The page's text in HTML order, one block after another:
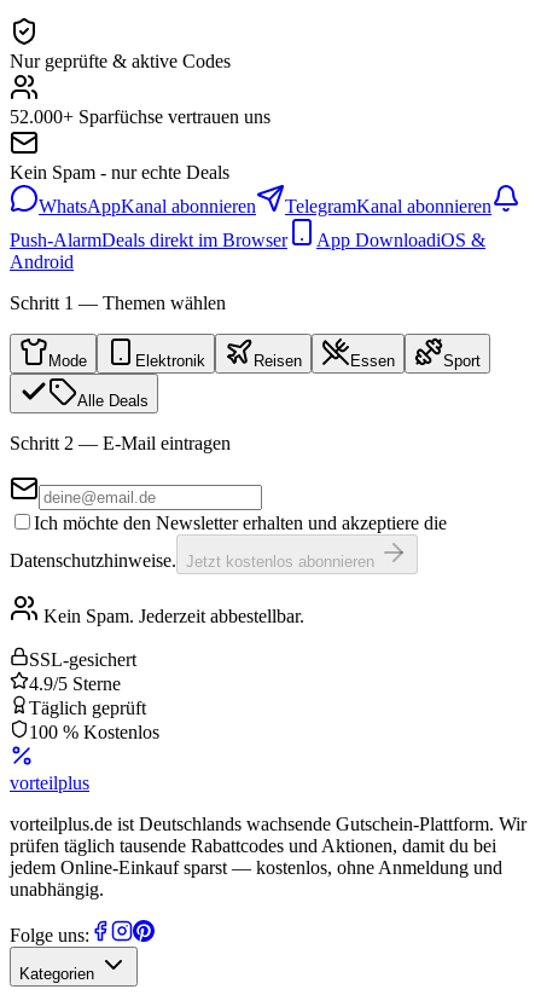
Nur geprüfte & aktive Codes
52.000+ Sparfüchse vertrauen uns
Kein Spam - nur echte Deals
WhatsAppKanal abonnieren TelegramKanal abonnieren
Push-AlarmDeals direkt im Browser App DownloadiOS &
Android
Schritt 1 — Themen wählen
Mode Elektronik Reisen Essen Sport
Alle Deals
Schritt 2 — E-Mail eintragen
Ich möchte den Newsletter erhalten und akzeptiere die
Datenschutzhinweise. Jetzt kostenlos abonnieren
Kein Spam. Jederzeit abbestellbar.
SSL-gesichert
4.9/5 Sterne
Täglich geprüft
100 % Kostenlos
vorteilplus
vorteilplus.de ist Deutschlands wachsende Gutschein-Plattform. Wir
prüfen täglich tausende Rabattcodes und Aktionen, damit du bei
jedem Online-Einkauf sparst — kostenlos, ohne Anmeldung und
unabhängig.
Folge uns:
Kategorien